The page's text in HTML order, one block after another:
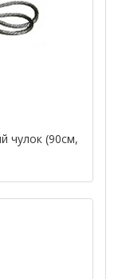
чулок (90см,